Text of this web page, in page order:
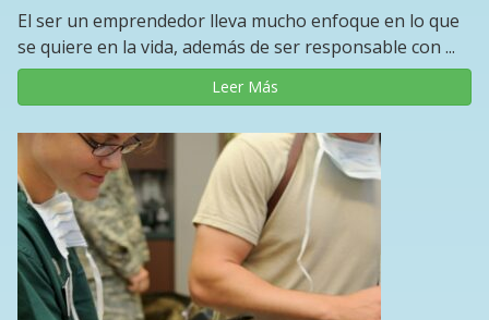
El ser un emprendedor lleva mucho enfoque en lo que
se quiere en la vida, además de ser responsable con ...
Leer Más